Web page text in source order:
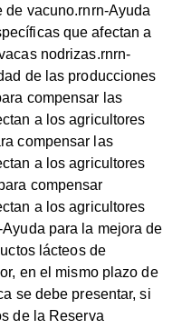
de vacuno.rnrn-Ayuda
que afectan a
nodrizas.rnrn-
de las producciones
compensar las
a los agricultores
compensar las
a los agricultores
compensar
a los agricultores
para la mejora de
lácteos de
en el mismo plazo de
se debe presentar, si
de la Reserva